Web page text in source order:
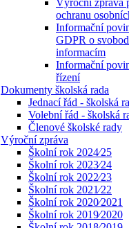
Výroční zpráva
ochranu
Informační
GDPR o
informacím
Informační
řízení
Dokumenty školská rada
Jednací řád - školská
Volební řád - školská
Členové školské rady
Výroční zpráva
Školní rok 2024⁄25
Školní rok 2023⁄24
Školní rok 2022⁄23
Školní rok 2021⁄22
Školní rok 2020⁄2021
Školní rok 2019⁄2020